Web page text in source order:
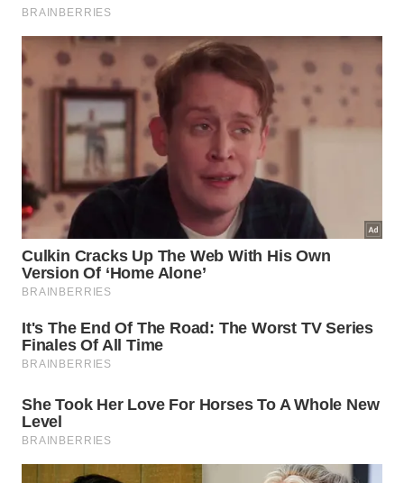
Uma foto da Praia do Aventureiro fala por si só; faz valer a
pena a viagem
O mar calmo convida ao descanso, e o acesso
limitado ajuda a manter a tranquilidade do local —
um destino perfeito para quem quer se desconectar
da rotina.
Praia de Parnaioca, uma uma das mais
isoladas
Outro refúgio encantador é a Praia de Parnaioca,
uma das mais isoladas da Ilha Grande. Cercada pela
mata atlântica e praticamente deserta, ela se
mar, formando um cenário único.